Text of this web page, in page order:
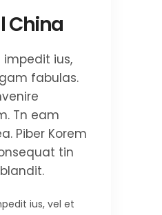
China
impedit ius,
fabulas.
Tn eam
Piber Korem
tin
ius, vel et